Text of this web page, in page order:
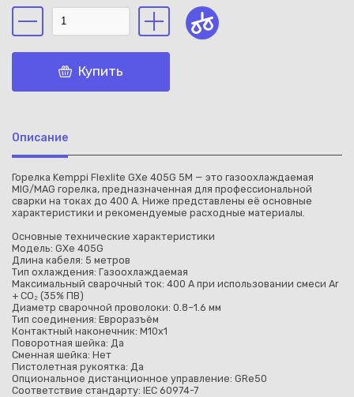
Купить
Описание
Горелка Kemppi Flexlite GXe 405G 5M — это газоохлаждаемая
MIG/MAG горелка, предназначенная для профессиональной
сварки на токах до 400 А. Ниже представлены её основные
характеристики и рекомендуемые расходные материалы.
Основные технические характеристики
Модель: GXe 405G
Длина кабеля: 5 метров
Тип охлаждения: Газоохлаждаемая
Максимальный сварочный ток: 400 А при использовании смеси Ar
+ CO₂ (35% ПВ)
Диаметр сварочной проволоки: 0.8–1.6 мм
Тип соединения: Евроразъём
Контактный наконечник: M10x1
Поворотная шейка: Да
Сменная шейка: Нет
Пистолетная рукоятка: Да
Опциональное дистанционное управление: GRe50
Соответствие стандарту: IEC 60974-7